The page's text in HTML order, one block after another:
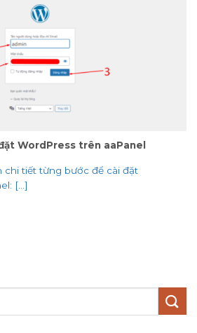
WordPress trên aaPanel
chi tiết từng bước để cài đặt
[...]